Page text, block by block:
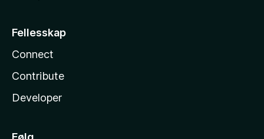
Fellesskap
Connect
Contribute
Developer